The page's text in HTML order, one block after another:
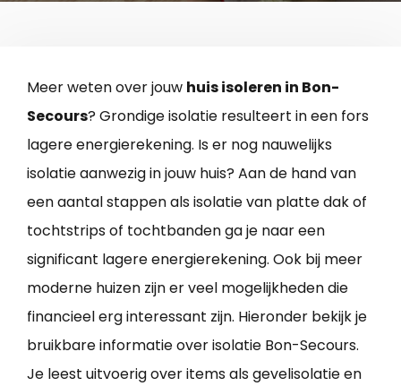
Meer weten over jouw huis isoleren in Bon-
Secours? Grondige isolatie resulteert in een fors
lagere energierekening. Is er nog nauwelijks
isolatie aanwezig in jouw huis? Aan de hand van
een aantal stappen als isolatie van platte dak of
tochtstrips of tochtbanden ga je naar een
significant lagere energierekening. Ook bij meer
moderne huizen zijn er veel mogelijkheden die
financieel erg interessant zijn. Hieronder bekijk je
bruikbare informatie over isolatie Bon-Secours.
Je leest uitvoerig over items als gevelisolatie en